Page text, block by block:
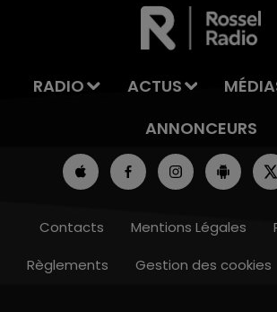
RADIO ACTUS
ANNONCEURS
Contacts Mentions Légales
Règlements
Gestion des cookies